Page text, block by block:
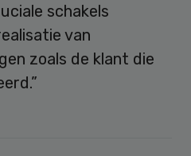
schakels
van
zoals de klant die